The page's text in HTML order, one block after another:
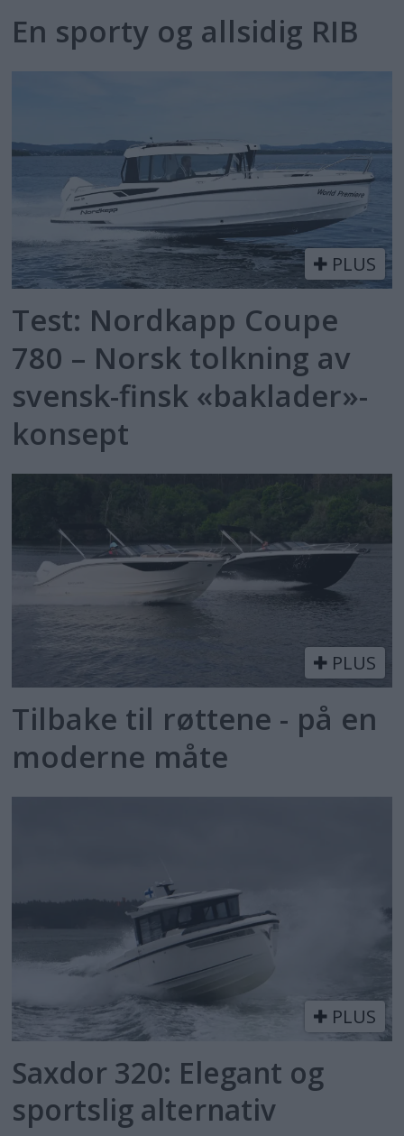
En sporty og allsidig RIB
PLUS
Test: Nordkapp Coupe
780 – Norsk tolkning av
svensk-finsk «baklader»-
konsept
PLUS
Tilbake til røttene - på en
moderne måte
PLUS
Saxdor 320: Elegant og
sportslig alternativ